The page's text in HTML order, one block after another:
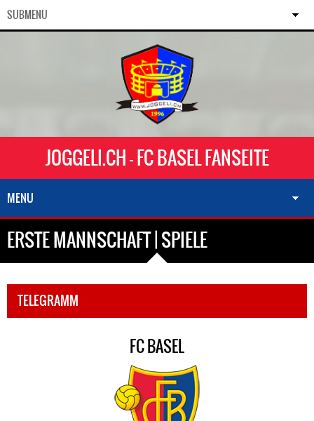
SUBMENU
JOGGELI.CH - FC BASEL FANSEITE
MENU
ERSTE MANNSCHAFT | SPIELE
TELEGRAMM
FC BASEL